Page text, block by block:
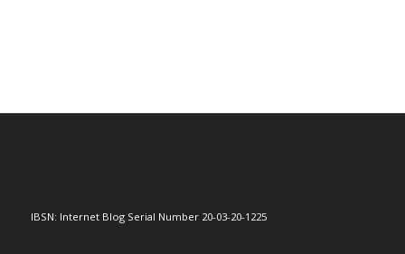
IBSN: Internet Blog Serial Number 20-03-20-1225